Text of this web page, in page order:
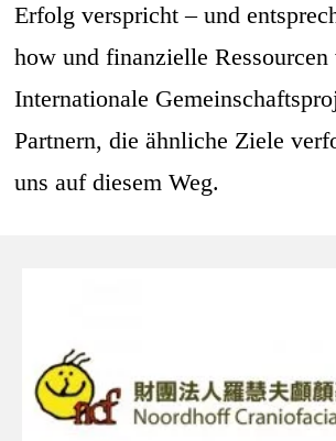
Erfolg verspricht – und
how und finanzielle Ressourcen
Internationale
Partnern, die ähnliche Ziele
uns auf diesem Weg.